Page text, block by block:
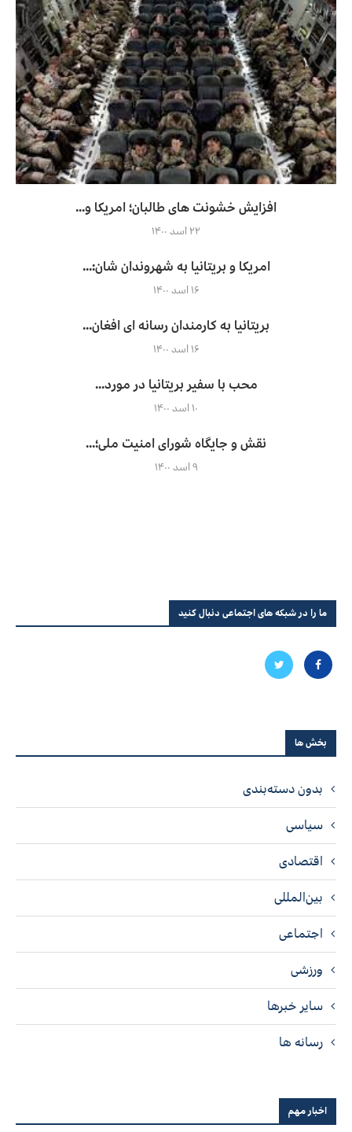
افزایش خشونت های طالبان؛ امریکا و...
۲۲ اسد ۱۴۰۰
امریکا و بریتانیا به شهروندان شان:...
۱۶ اسد ۱۴۰۰
بریتانیا به کارمندان رسانه ای افغان...
۱۶ اسد ۱۴۰۰
محب با سفیر بریتانیا در مورد...
۱۰ اسد ۱۴۰۰
نقش و جایگاه شورای امنیت ملی؛...
۹ اسد ۱۴۰۰
ما را در شبکه های اجتماعی دنبال کنید
بخش ها
بدون دسته‌بندی
سیاسی
اقتصادی
بین‌المللی
اجتماعی
ورزشی
سایر خبرها
رسانه ها
اخبار مهم